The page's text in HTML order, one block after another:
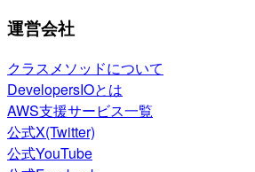
運営会社
クラスメソッドについて
DevelopersIOとは
AWS支援サービス一覧
公式X(Twitter)
公式YouTube